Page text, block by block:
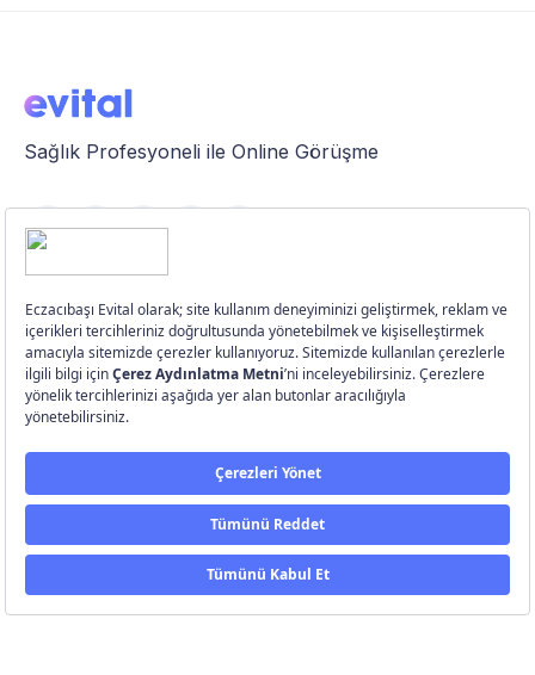
Sağlık Profesyoneli ile Online Görüşme
Özellikler
Üye Girişi
Üye Ol
2026.Ghostve
Yukarı Çık